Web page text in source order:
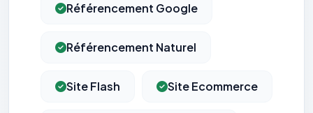
Référencement Google
Référencement Naturel
Site Flash Site Ecommerce